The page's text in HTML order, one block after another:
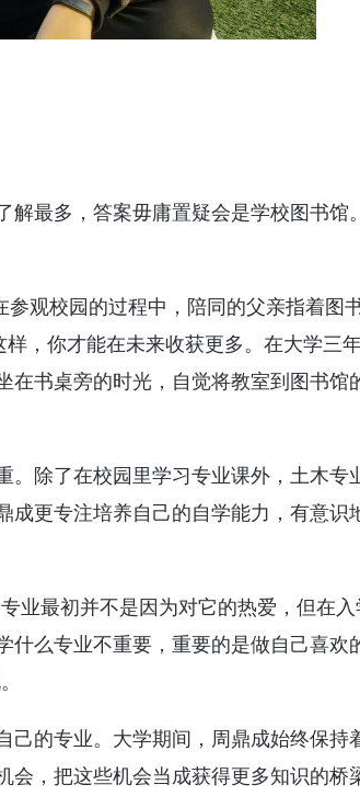
解最多，答案毋庸置疑会是学校图书馆
观校园的过程中，陪同的父亲指着图
，你才能在未来收获更多。在大学三
在书桌旁的时光，自觉将教室到图书馆
。除了在校园里学习专业课外，土木专
更专注培养自己的自学能力，有意识
业最初并不是因为对它的热爱，但在入
什么专业不重要，重要的是做自己喜欢
己的专业。大学期间，周鼎成始终保持
，把这些机会当成获得更多知识的桥